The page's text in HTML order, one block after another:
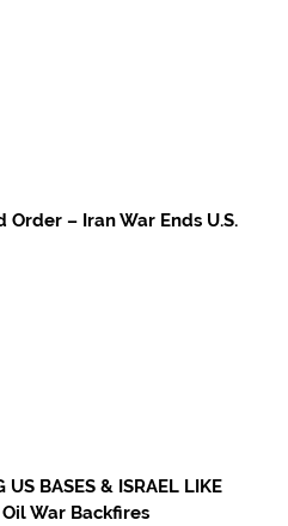
– Iran War Ends U.S.
BASES & ISRAEL LIKE
Oil War Backfires